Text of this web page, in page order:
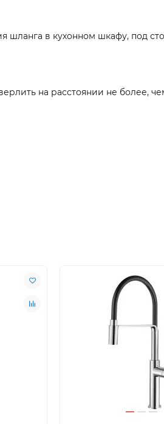
шланга в кухонном шкафу, под
на расстоянии не более,